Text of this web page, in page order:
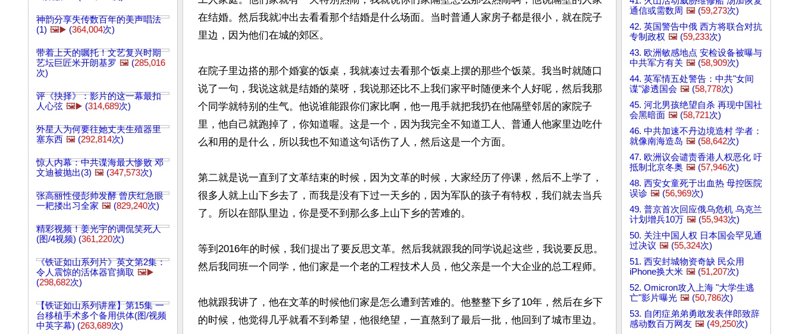
神韵分享失传数百年的美声唱法
(1) 🖼️▶️ (364,004次)
带着上天的嘱托！文艺复兴时期
艺坛巨匠米开朗基罗 🖼️ (285,016
次)
评《抉择》：影片的这一幕最扣
人心弦 🖼️▶️ (314,689次)
外星人为何要往她丈夫生殖器里
塞东西 🖼️ (292,814次)
惊人内幕：中共谍海最大惨败 邓
文迪被抛出(3) 🖼️ (347,573次)
张高丽性侵彭帅发酵 曾庆红急眼
一耙搂出习全家 🖼️ (829,240次)
精彩视频！姜光宇的调侃笑死人
(图/4视频) (361,220次)
《铁证如山系列片》英文第2集：
令人震惊的活体器官摘取 🖼️▶️
(298,682次)
【铁证如山系列讲座】第15集 一
台移植手术多个备用供体(图/视频
中英字幕) (263,689次)
在结婚。然后我就冲出去看看那个结婚是什么场面。当时普通人家房子都是很小，就在院子
里边，因为他们在城的郊区。
在院子里边搭的那个婚宴的饭桌，我就凑过去看那个饭桌上摆的那些个饭菜。我当时就随口
说了一句，我说这就是结婚的菜呀，我说那还比不上我们家平时随便来个人好呢，然后我那
个同学就特别的生气。他说谁能跟你们家比啊，他一甩手就把我扔在他隔壁邻居的家院子
里，他自己就跑掉了，你知道喔。这是一个，因为我完全不知道工人、普通人他家里边吃什
么和用的是什么，所以我也不知道这句话伤了人，然后这是一个方面。
第二就是说一直到了文革结束的时候，因为文革的时候，大家经历了停课，然后不上学了，
很多人就上山下乡去了，而我是没有下过一天乡的，因为军队的孩子有特权，我们就去当兵
了。所以在部队里边，你是受不到那么多上山下乡的苦难的。
等到2016年的时候，我们提出了要反思文革。然后我就跟我的同学说起这些，我说要反思。
然后我同班一个同学，他们家是一个老的工程技术人员，他父亲是一个大企业的总工程师。
他就跟我讲了，他在文革的时候他们家是怎么遭到苦难的。他整整下乡了10年，然后在乡下
的时候，他觉得几乎就看不到希望，他很绝望，一直熬到了最后一批，他回到了城市里边。
通信或需数周 🖼️ (59,273次)
42. 英国警告中俄 西方将联合对抗
专制政权 🖼️ (59,233次)
43. 欧洲敏感地点 安检设备被曝与
中共军方有关 🖼️ (58,909次)
44. 英军情五处警告：中共"女间
谍"渗透国会 🖼️ (58,778次)
45. 河北男孩绝望自杀 再现中国社
会黑暗面 🖼️ (58,721次)
46. 中共加速不丹边境造村 学者：
就像南海造岛 🖼️ (58,642次)
47. 欧洲议会谴责香港人权恶化 吁
抵制北京冬奥 🖼️ (57,946次)
48. 西安女童死于出血热 母控医院
误诊 🖼️ (56,969次)
49. 普京首次回应俄乌危机 乌克兰
计划增兵10万 🖼️ (55,943次)
50. 关注中国人权 日本国会罕见通
过决议 🖼️ (55,324次)
51. 西安封城物资奇缺 民众用
iPhone换大米 🖼️ (51,207次)
52. Omicron攻入上海 "大学生逃
亡"影片曝光 🖼️ (50,786次)
53. 自闭症弟弟勇敢发表伴郎致辞
感动数百万网友 🖼️ (49,250次)